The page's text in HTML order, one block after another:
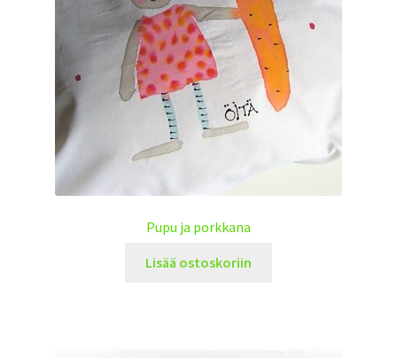
Pupu ja porkkana
Lisää ostoskoriin